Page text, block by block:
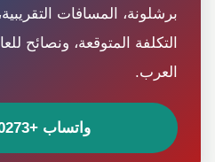
برشلونة، المسافات
التكلفة المتوقعة، ونصائح
العرب.
واتساب +34610890273